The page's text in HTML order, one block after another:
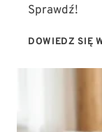
Sprawdź!
DOWIEDZ SIĘ